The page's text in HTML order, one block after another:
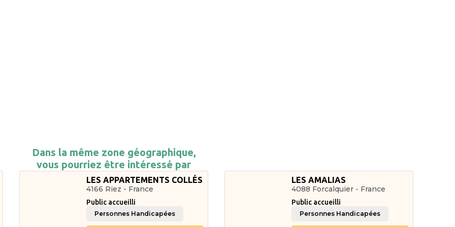
Dans la même zone géographique,
vous pourriez être intéressé par
LES APPARTEMENTS COLLÉS
4166 Riez - France
Public accueilli
Personnes Handicapées
LES AMALIAS
4088 Forcalquier - France
Public accueilli
Personnes Handicapées